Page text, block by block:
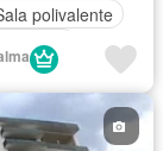
polivalente